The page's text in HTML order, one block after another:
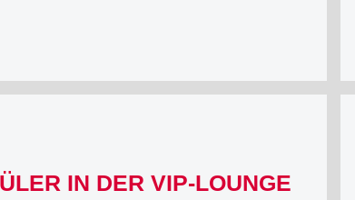
IN DER VIP-LOUNGE